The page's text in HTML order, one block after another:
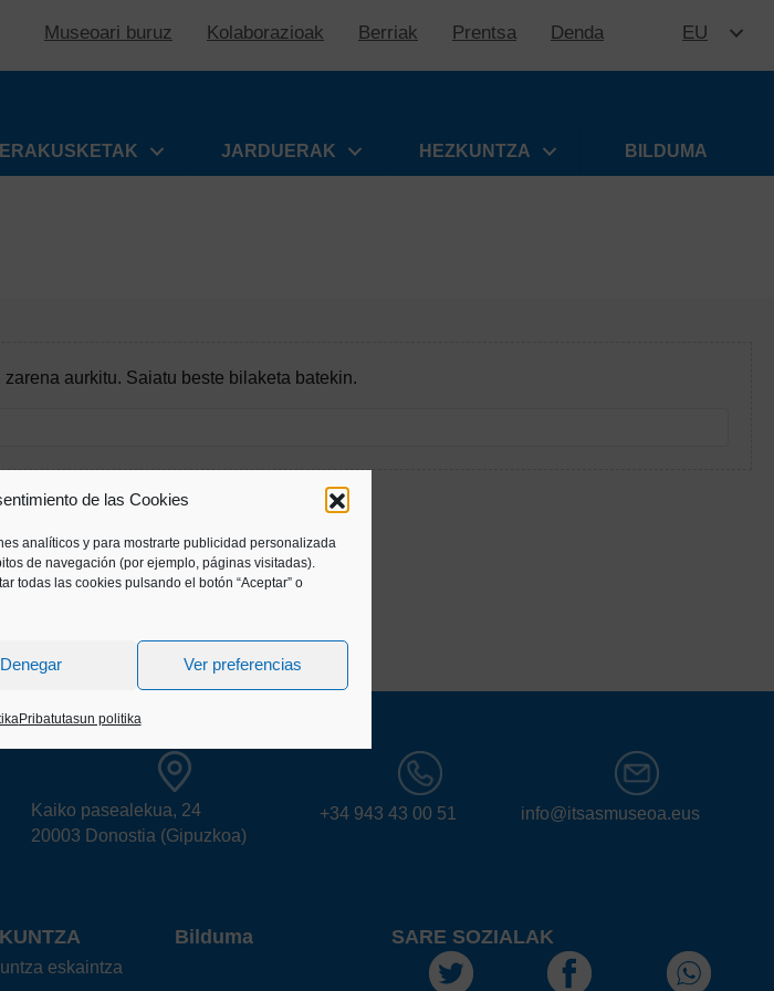
de las Cookies
analíticos y para mostrarte publicidad personalizada
de navegación (por ejemplo, páginas visitadas).
todas las cookies pulsando el botón “Aceptar” o
Denegar Ver preferencias
Pribatutasun politika
Museoari buruz Kolaborazioak Berriak Prentsa Denda EU
ERAKUSKETAK JARDUERAK HEZKUNTZA BILDUMA
aurkitu. Saiatu beste bilaketa batekin.
Kaiko pasealekua, 24
20003 Donostia (Gipuzkoa)
+34 943 43 00 51 info@itsasmuseoa.eus
eskaintza
Bilduma SARE SOZIALAK